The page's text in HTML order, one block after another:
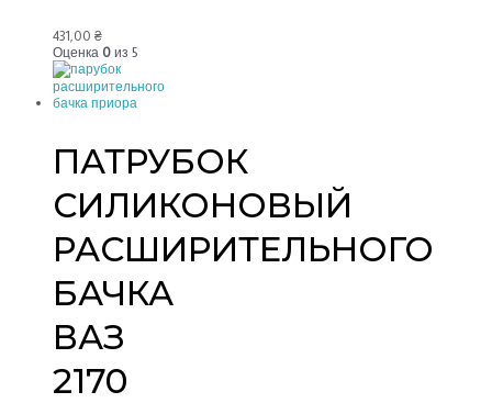
431,00 ₴
Оценка 0 из 5
ПАТРУБОК
СИЛИКОНОВЫЙ
РАСШИРИТЕЛЬНОГО
БАЧКА
ВАЗ
2170